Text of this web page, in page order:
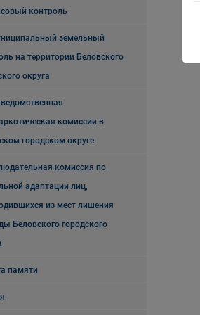
контроль
земельный
на территории Беловского
округа
комиссии в
городском округе
комиссия по
адаптации лиц,
из мест лишения
Беловского городского
памяти